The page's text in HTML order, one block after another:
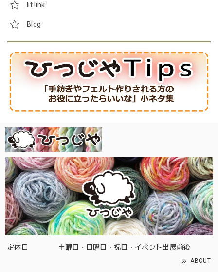
lit.link
Blog
定休日 土曜日・日曜日・祝日・イベント出展前後
ABOUT